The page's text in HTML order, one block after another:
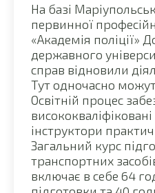
На базі
первинної
«Академія поліції»
державного
справ відновили
Тут одночасно
Освітній процес
інструктори
Загальний курс
транспортних
включає в себе 64